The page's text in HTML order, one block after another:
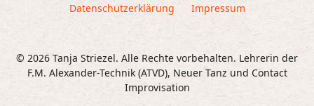
Datenschutzerklärung Impressum
© 2026 Tanja Striezel. Alle Rechte vorbehalten. Lehrerin der
F.M. Alexander-Technik (ATVD), Neuer Tanz und Contact
Improvisation